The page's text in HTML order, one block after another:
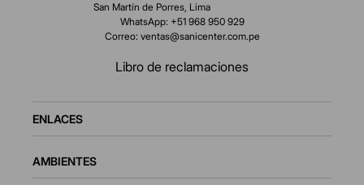
San Martín de Porres, Lima
WhatsApp: +51 968 950 929
Correo: ventas@sanicenter.com.pe
Libro de reclamaciones
ENLACES
AMBIENTES